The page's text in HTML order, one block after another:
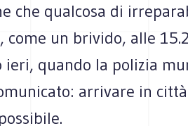
che qualcosa di
come un brivido, alle
ieri, quando la polizia
arrivare in